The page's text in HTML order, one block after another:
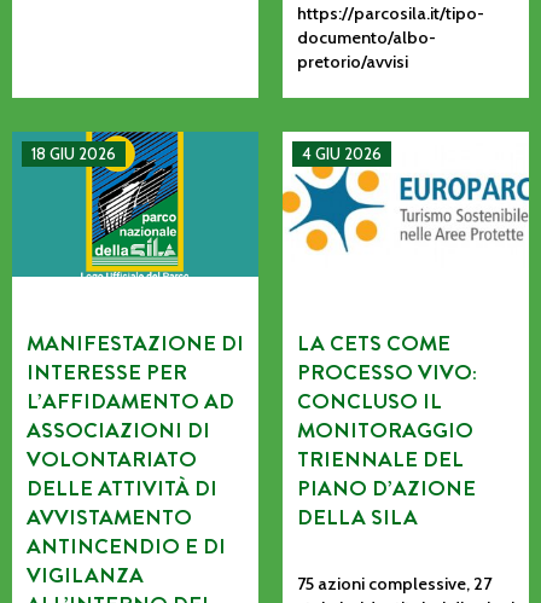
https://parcosila.it/tipo-
documento/albo-
pretorio/avvisi
18 GIU 2026
MANIFESTAZIONE DI INTERESSE PER L’AFFIDAMENTO
MANIFESTAZIONE DI
INTERESSE PER
L’AFFIDAMENTO AD
ASSOCIAZIONI DI
VOLONTARIATO
DELLE ATTIVITÀ DI
AVVISTAMENTO
ANTINCENDIO E DI
VIGILANZA
4 GIU 2026
La CETS come processo
LA CETS COME
PROCESSO VIVO:
CONCLUSO IL
MONITORAGGIO
TRIENNALE DEL
PIANO D’AZIONE
DELLA SILA
75 azioni complessive, 27